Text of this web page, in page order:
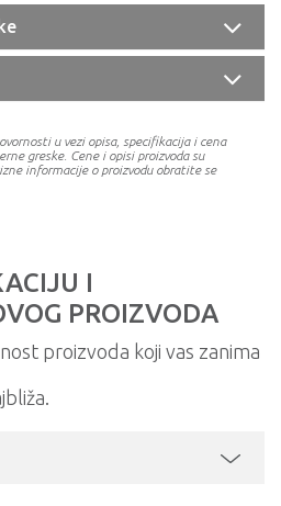
u vezi opisa, specifikacija i cena
greske. Cene i opisi proizvoda su
informacije o proizvodu obratite se
I
PROIZVODA
proizvoda koji vas zanima